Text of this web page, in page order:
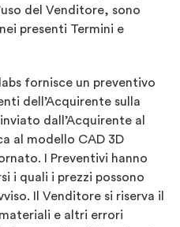
del Venditore, sono
presenti Termini e
fornisce un preventivo
dell’Acquirente sulla
dall’Acquirente al
al modello CAD 3D
I Preventivi hanno
i quali i prezzi possono
Il Venditore si riserva il
e altri errori